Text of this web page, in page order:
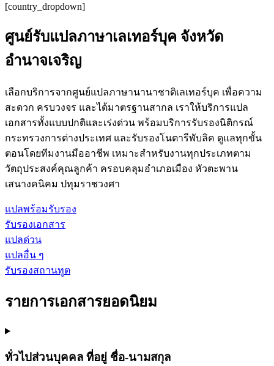
[country_dropdown]
ศูนย์รับแปลภาษาเลเทอร์บุค จังหวัด
อำนาจเจริญ
เลือกบริการจากศูนย์แปลภาษานานาชาติเลเทอร์บุค เพื่อความ
สะดวก ครบวงจร และได้มาตรฐานสากล เราให้บริการแปล
เอกสารทั้งแบบปกติและเร่งด่วน พร้อมบริการรับรองนิติกรณ์
กระทรวงการต่างประเทศ และรับรองโนตารีพับลิค ดูแลทุกขั้น
ตอนโดยทีมงานมืออาชีพ เหมาะสำหรับงานทุกประเภทตาม
วัตถุประสงค์คุณลูกค้า ครอบคลุมอำเภอเมือง หัวตะพาน
เสนางคนิคม ปทุมราชวงศา
แปลพร้อมรับรอง
รับรองเอกสาร
แปลด่วน
แปลอื่น ๆ
รับรองสถานทูต
รายการเอกสารยอดนิยม
ทั่วไปส่วนบุคคล ที่อยู่ ชื่อ-นามสกุล